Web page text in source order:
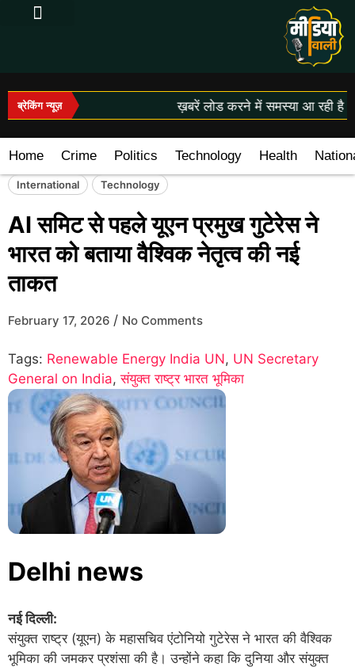
ब्रेकिंग न्यूज़ ख़बरें लोड करने में समस्या आ रही है।
Home Crime Politics Technology Health
International Technology
AI समिट से पहले यूएन प्रमुख गुटेरेस ने
भारत को बताया वैश्विक नेतृत्व की नई
ताकत
February 17, 2026 / No Comments
Tags: Renewable Energy India UN, UN Secretary
General on India,संयुक्त राष्ट्र भारत भूमिका
Delhi news
नई दिल्ली:
संयुक्त राष्ट्र (यूएन) के महासचिव एंटोनियो गुटेरेस ने भारत की वैश्विक
भूमिका की जमकर प्रशंसा की है। उन्होंने कहा कि दुनिया और संयुक्त